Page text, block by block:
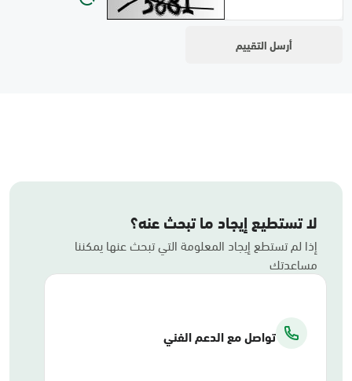
لا تستطيع إيجاد ما تبحث عنه؟
إذا لم تستطع إيجاد المعلومة التي تبحث عنها يمكننا
مساعدتك
تواصل مع الدعم الفني